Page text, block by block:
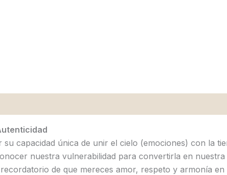
capacidad única de unir el cielo (emociones) con la
nuestra vulnerabilidad para convertirla en
de que mereces amor, respeto y armonía en